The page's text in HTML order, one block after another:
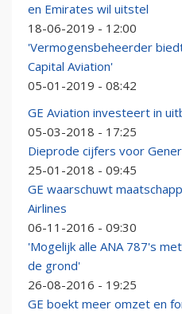
en Emirates wil uitstel
18-06-2019 - 12:00
'Vermogensbeheerder
Capital Aviation'
05-01-2019 - 08:42
GE Aviation investeert in
05-03-2018 - 17:25
Dieprode cijfers voor
25-01-2018 - 09:45
GE waarschuwt
Airlines
06-11-2016 - 09:30
'Mogelijk alle ANA 787's
de grond'
26-08-2016 - 19:25
GE boekt meer omzet en